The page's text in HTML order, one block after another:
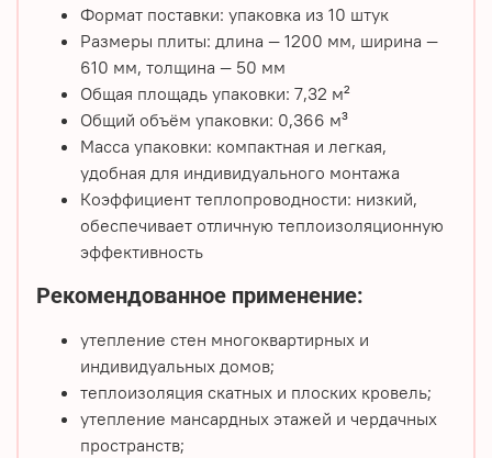
Формат поставки: упаковка из 10 штук
Размеры плиты: длина — 1200 мм, ширина —
610 мм, толщина — 50 мм
Общая площадь упаковки: 7,32 м²
Общий объём упаковки: 0,366 м³
Масса упаковки: компактная и легкая,
удобная для индивидуального монтажа
Коэффициент теплопроводности: низкий,
обеспечивает отличную теплоизоляционную
эффективность
Рекомендованное применение:
утепление стен многоквартирных и
индивидуальных домов;
теплоизоляция скатных и плоских кровель;
утепление мансардных этажей и чердачных
пространств;